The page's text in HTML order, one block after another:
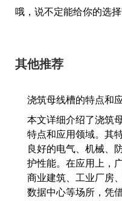
哦，说不定能给你的选
其他推荐
浇筑母线槽的特点和
本文详细介绍了浇筑
特点和应用领域。其
良好的电气、机械、
护性能。在应用上，
商业建筑、工业厂房
数据中心等场所，凭